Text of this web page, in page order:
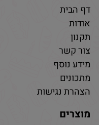
דף הבית
אודות
תקנון
צור קשר
מידע נוסף
מתכונים
הצהרת נגישות
מוצרים